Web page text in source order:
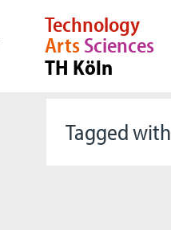
Technology
ArtsSciences
TH Köln
Tagged with